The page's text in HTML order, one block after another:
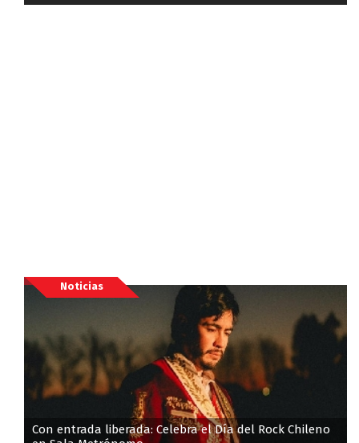
Noticias
Con entrada liberada: Celebra el Día del Rock Chileno